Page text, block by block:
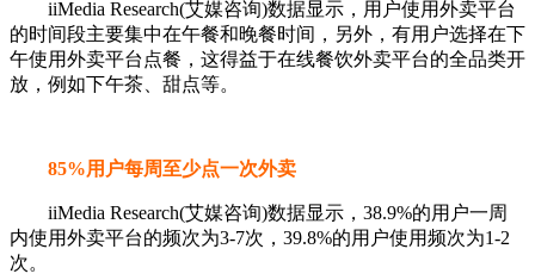
iiMedia Research(艾媒咨询)数据显示，用户使用外卖平台
的时间段主要集中在午餐和晚餐时间，另外，有用户选择在下
午使用外卖平台点餐，这得益于在线餐饮外卖平台的全品类开
放，例如下午茶、甜点等。
85%用户每周至少点一次外卖
iiMedia Research(艾媒咨询)数据显示，38.9%的用户一周
内使用外卖平台的频次为3-7次，39.8%的用户使用频次为1-2
次。